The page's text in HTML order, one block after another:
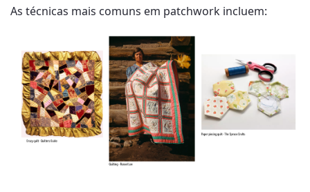
As técnicas mais comuns em patchwork incluem: